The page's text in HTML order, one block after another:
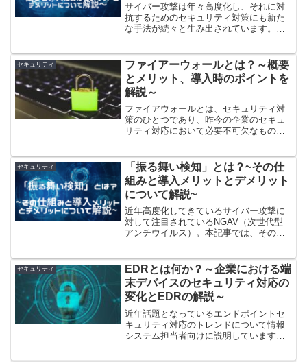
サイバー攻撃は年々高度化し、それに対
抗するためのセキュリティ対策にも新た
な手法が続々と生み出されています。そ
ス」があります。本記事ではこのサンド
ボックスについて、その概要やメリッ
ト・デメリットについてご紹介します。
セキュリティ
ファイアーウォールとは？～概要
とメリット、導入時のポイントを
解説～
ファイアウォールとは、セキュリティ対
策のひとつであり、昨今の企業のセキュ
リティ対応において必要不可欠なものと
ァイアウォール導入のメリット、ファイ
アウォールの仕組み、種類、導入時のポ
イントについて解説しています。
セキュリティ
「振る舞い検知」とは？~その仕
組みと導入メリットとデメリット
について解説~
近年高度化してきているサイバー攻撃に
対して注目されているNGAV（次世代型
アンチウイルス）。本記事では、その
て、その仕組、利用することによるメリ
ット・デメリットについて解説します。
セキュリティ
EDRとは何か？～企業における端
末デバイスのセキュリティ対応の
変化とEDRの解説～
近年話題となっているエンドポイントセ
キュリティ対応のトレンドについて情報
システム担当者向けに説明しています。